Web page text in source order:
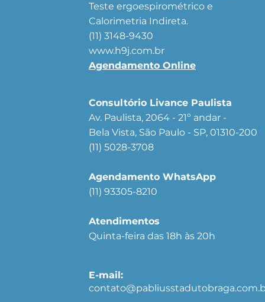
Teste ergoespirométrico e
Calorimetria Indireta.
(11) 3148-9430
www.h9j.com.br
Agendamento Online
Consultório Livance Paulista
Av. Paulista, 2064 - 21º andar -
Bela Vista, São Paulo - SP, 01310-200
(11) 5028-3708
Agendamento WhatsApp
(11) 93305-8210
Atendimentos
Quinta-feira das 18h às 20h
E-mail: